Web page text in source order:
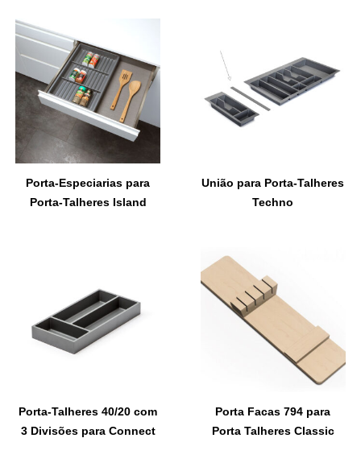
Porta-Especiarias para
Porta-Talheres Island
União para Porta-Talheres
Techno
Porta-Talheres 40/20 com
3 Divisões para Connect
Porta Facas 794 para
Porta Talheres Classic